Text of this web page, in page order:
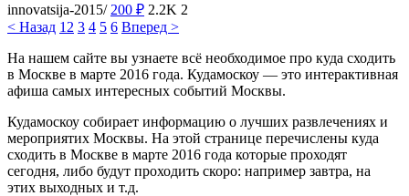
innovatsija-2015/ 200 ₽ 2.2K 2
< Назад 1 2 3 4 5 6 Вперед >
На нашем сайте вы узнаете всё необходимое про куда сходить
в Москве в марте 2016 года. Кудамоскоу — это интерактивная
афиша самых интересных событий Москвы.
Кудамоскоу собирает информацию о лучших развлечениях и
мероприятих Москвы. На этой странице перечислены куда
сходить в Москве в марте 2016 года которые проходят
сегодня, либо будут проходить скоро: например завтра, на
этих выходных и т.д.